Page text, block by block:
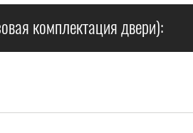
комплектация двери):